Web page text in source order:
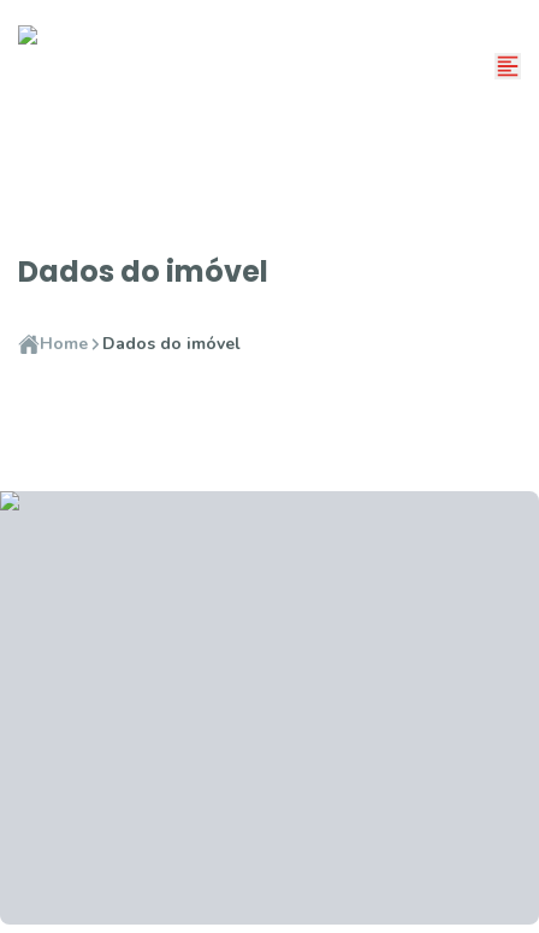
Dados do imóvel
Home Dados do imóvel